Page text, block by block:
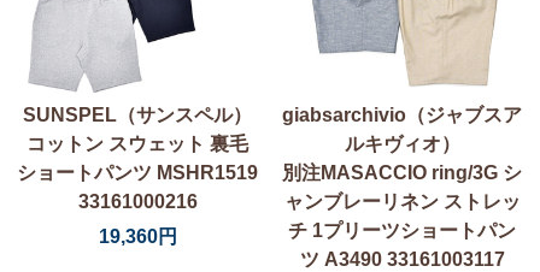
SUNSPEL（サンスペル）
コットン スウェット 裏毛
ショートパンツ MSHR1519
33161000216
19,360円
giabsarchivio（ジャブスア
ルキヴィオ）
別注MASACCIO ring/3G シ
ャンブレーリネン ストレッ
チ 1プリーツショートパン
ツ A3490 33161003117